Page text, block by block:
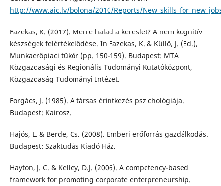
http://www.aic.lv/bolona/2010/Reports/
Fazekas, K. (2017). Merre halad a kereslet? A nem kognitív
készségek felértékelődése. In Fazekas, K. & Küllő, J. (Ed.),
Munkaerőpiaci tükör (pp. 150-159). Budapest: MTA
Közgazdasági és Regionális Tudományi Kutatóközpont,
Közgazdaság Tudományi Intézet.
Forgács, J. (1985). A társas érintkezés pszichológiája.
Budapest: Kairosz.
Hajós, L. & Berde, Cs. (2008). Emberi erőforrás gazdálkodás.
Budapest: Szaktudás Kiadó Ház.
Hayton, J. C. & Kelley, D.J. (2006). A competency-based
framework for promoting corporate enterpreneurship.